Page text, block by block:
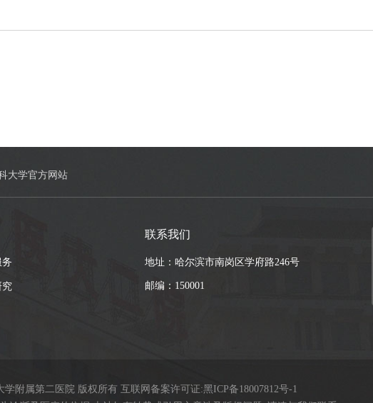
大学官方网站
究
联系我们
地址：哈尔滨市南岗区学府路246号
邮编：150001
学附属第二医院 版权所有 互联网备案许可证:黑ICP备18007812号-1